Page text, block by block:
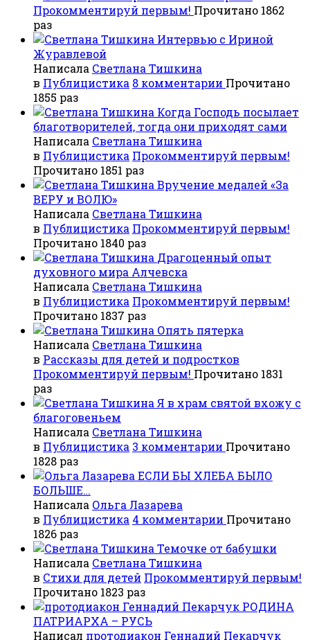
Прокомментируй первым! Прочитано 1862
раз
Интервью с Ириной
Журавлевой
Написала Светлана Тишкина
в Публицистика 8 комментарии Прочитано
1855 раз
Когда Господь посылает
благотворителей, тогда они приходят сами
Написала Светлана Тишкина
в Публицистика Прокомментируй первым!
Прочитано 1851 раз
Вручение медалей «За
ВЕРУ и ВОЛЮ»
Написала Светлана Тишкина
в Публицистика Прокомментируй первым!
Прочитано 1840 раз
Драгоценный опыт
духовного мира Алчевска
Написала Светлана Тишкина
в Публицистика Прокомментируй первым!
Прочитано 1837 раз
Опять пятерка
Написала Светлана Тишкина
в Рассказы для детей и подростков
Прокомментируй первым! Прочитано 1831
раз
Я в храм святой вхожу с
благоговеньем
Написала Светлана Тишкина
в Публицистика 3 комментарии Прочитано
1828 раз
ЕСЛИ БЫ ХЛЕБА БЫЛО
БОЛЬШЕ…
Написала Ольга Лазарева
в Публицистика 4 комментарии Прочитано
1826 раз
Темочке от бабушки
Написала Светлана Тишкина
в Стихи для детей Прокомментируй первым!
Прочитано 1823 раз
РОДИНА
ПАТРИАРХА – РУСЬ
Написал протодиакон Геннадий Пекарчук